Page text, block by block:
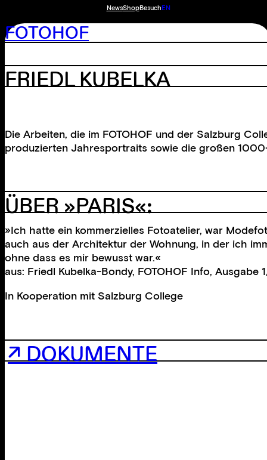
NewsShopBesuchEN
FOTOHOF
FRIEDL KUBELKA
Die Arbeiten, die im FOTOHOF und der Salzburg
produzierten Jahresportraits sowie die großen
ÜBER »PARIS«:
»Ich hatte ein kommerzielles Fotoatelier, war
auch aus der Architektur der Wohnung, in der ich
ohne dass es mir bewusst war.«
aus: Friedl Kubelka-Bondy, FOTOHOF Info, Ausgabe
In Kooperation mit Salzburg College
↗ DOKUMENTE